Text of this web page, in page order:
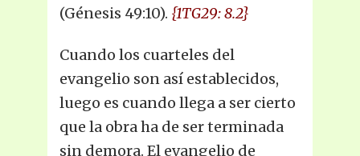
(Génesis 49:10). {1TG29: 8.2}
Cuando los cuarteles del
evangelio son así establecidos,
luego es cuando llega a ser cierto
que la obra ha de ser terminada
sin demora. El evangelio de